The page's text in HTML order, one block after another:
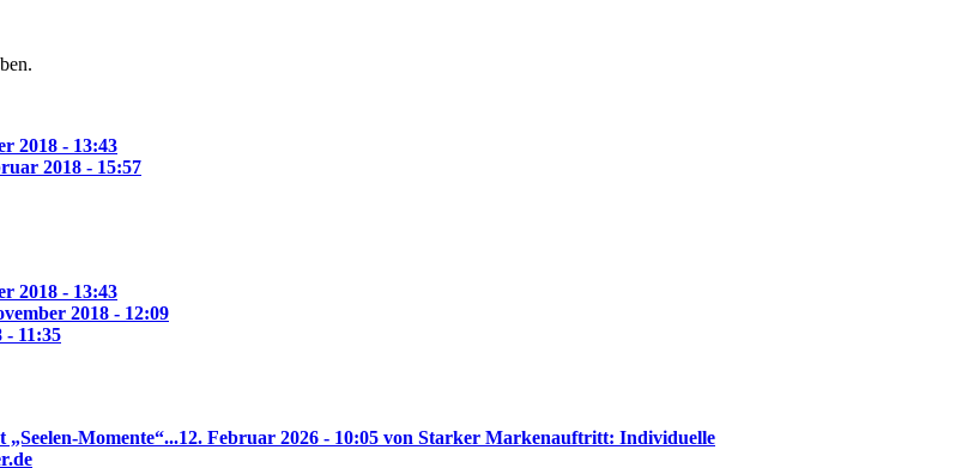
2018 - 13:43
2018 - 15:57
2018 - 13:43
2018 - 12:09
- 11:35
Momente“...12. Februar 2026 - 10:05 von Starker Markenauftritt: Individuelle